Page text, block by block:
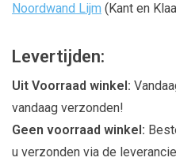
Noordwand Lijm (Kant en
Levertijden:
Uit Voorraad winkel:
vandaag verzonden!
Geen voorraad winkel:
u verzonden via de